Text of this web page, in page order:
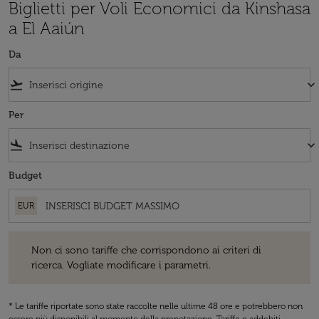
Biglietti per Voli Economici da Kinshasa
a El Aaiún
Da
flight_takeoff keyboard_arrow_down
Per
flight_land keyboard_arrow_down
Budget
EUR
Non ci sono tariffe che corrispondono ai criteri di
ricerca. Vogliate modificare i parametri.
* Le tariffe riportate sono state raccolte nelle ultime 48 ore e potrebbero non